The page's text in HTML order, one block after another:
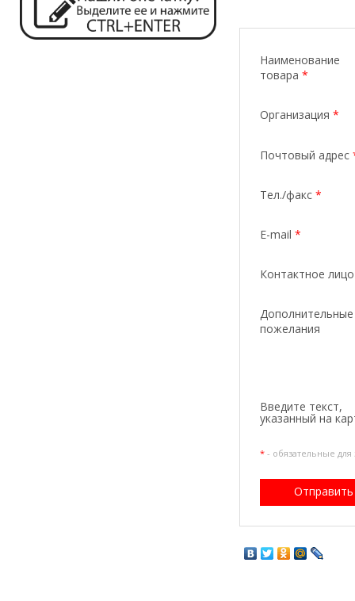
Наименование
товара *
Организация *
Почтовый адрес
Тел./факс *
E-mail *
Контактное
Дополнительные
пожелания
Введите текcт,
указанный на
* - обязательные
Отправить